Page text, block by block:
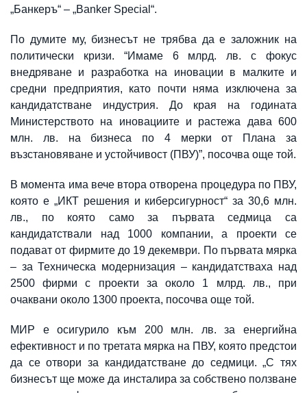
„Банкеръ“ – „Banker Special“.
По думите му, бизнесът не трябва да е заложник на
политически кризи. “Имаме 6 млрд. лв. с фокус
внедряване и разработка на иновации в малките и
средни предприятия, като почти няма изключена за
кандидатстване индустрия. До края на годината
Министерството на иновациите и растежа дава 600
млн. лв. на бизнеса по 4 мерки от Плана за
възстановяване и устойчивост (ПВУ)”, посочва още той.
В момента има вече втора отворена процедура по ПВУ,
която е „ИКТ решения и киберсигурност“ за 30,6 млн.
лв., по която само за първата седмица са
кандидатствали над 1000 компании, а проекти се
подават от фирмите до 19 декември. По първата мярка
– за Техническа модернизация – кандидатстваха над
2500 фирми с проекти за около 1 млрд. лв., при
очаквани около 1300 проекта, посочва още той.
МИР е осигурило към 200 млн. лв. за енергийна
ефективност и по третата мярка на ПВУ, която предстои
да се отвори за кандидатстване до седмици. „С тях
бизнесът ще може да инсталира за собствено ползване